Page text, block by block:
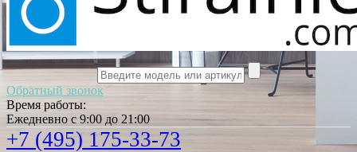
Обратный звонок
Время работы:
Ежедневно с 9:00 до 21:00
+7 (495) 175-33-73